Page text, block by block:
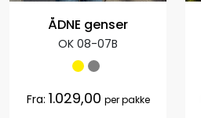
ÅDNE genser
OK 08-07B
Fra: 1.029,00 per pakke